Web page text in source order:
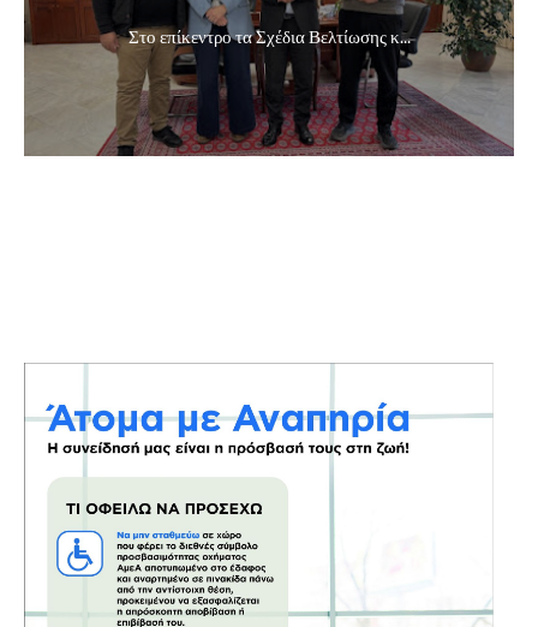
Στο επίκεντρο τα Σχέδια Βελτίωσης κ...